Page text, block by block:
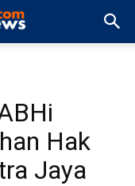
Hak
Jaya